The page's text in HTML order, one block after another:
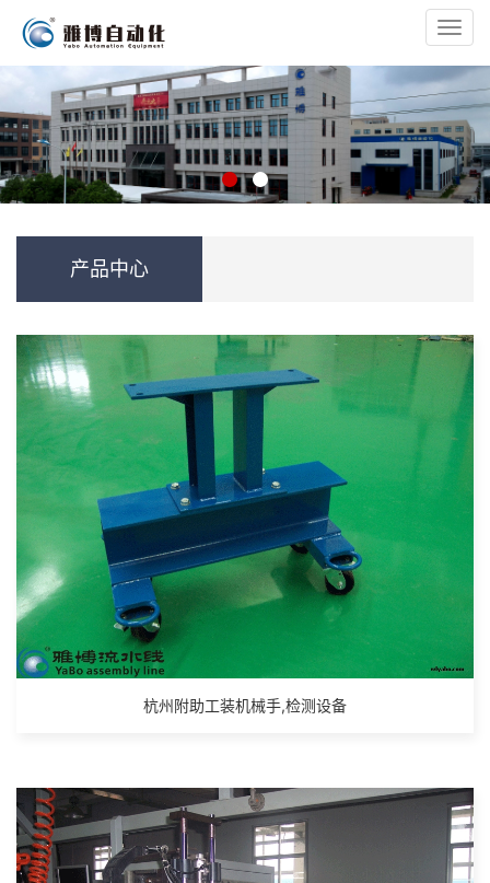
产品中心
杭州附助工装机械手,检测设备